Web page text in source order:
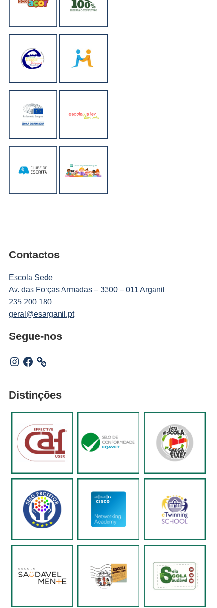
Contactos
Escola Sede
Av. das Forças Armadas – 3300 – 011 Arganil
235 200 180
geral@esarganil.pt
Segue-nos
Instagram
Facebook
Distinções